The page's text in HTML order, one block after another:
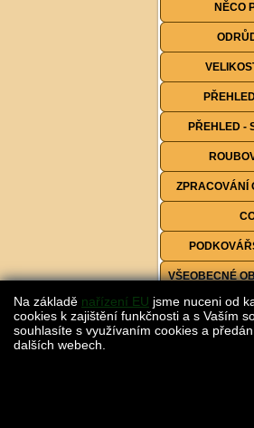
NĚCO
PŘEHLED -
ZPRACOVÁNÍ
VŠEOBECNÉ
Na základě nařízení EU jsme nuceni od
cookies k zajištění funkčnosti a s Vaším
souhlasíte s využívaním cookies a
dalších webech.